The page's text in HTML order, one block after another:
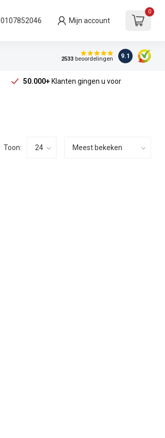
0107852046 Mijn account
0
2533beoordelingen 9.1
50.000+Klanten gingen u voor
Toon: